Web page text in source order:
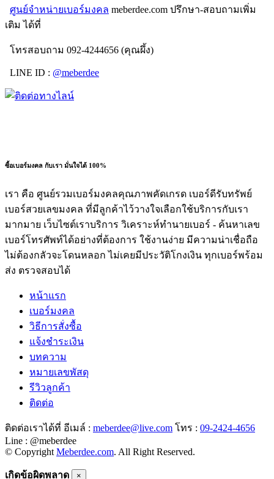
ศูนย์จำหน่ายเบอร์มงคล meberdee.com ปรึกษา-สอบถามเพิ่ม
เติม ได้ที่
โทรสอบถาม 092-4244656 (คุณผึ้ง)
LINE ID : @meberdee
ซื้อเบอร์มงคล กับเรา มั่นใจได้ 100%
เรา คือ ศูนย์รวมเบอร์มงคลคุณภาพคัดเกรด เบอร์ดีรับทรัพย์
เบอร์สวยเลขมงคล ที่มีลูกค้าไว้วางใจเลือกใช้บริการกับเรา
มากมาย เว็บไซต์เราบริการ วิเคราะห์ทำนายเบอร์ - ค้นหาเลข
เบอร์โทรศัพท์ได้อย่างที่ต้องการ ใช้งานง่าย มีความน่าเชื่อถือ
ไม่ต้องกลัวจะโดนหลอก ไม่เคยมีประวัติโกงเงิน ทุกเบอร์พร้อม
ส่ง ตรวจสอบได้
หน้าแรก
เบอร์มงคล
วิธีการสั่งซื้อ
แจ้งชำระเงิน
บทความ
หมายเลขพัสดุ
รีวิวลูกค้า
ติดต่อ
ติดต่อเราได้ที่ อีเมล์ : meberdee@live.com โทร : 09-2424-4656
Line : @meberdee
© Copyright Meberdee.com. All Right Reserved.
เกิดข้อผิดพลาด ×